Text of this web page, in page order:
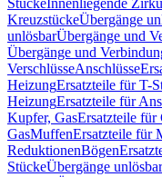
StückeInnenliegende
KreuzstückeÜbergänge
unlösbarÜbergänge und
Übergänge und
VerschlüsseAnschlüsse
HeizungErsatzteile für T-
HeizungErsatzteile für
Kupfer, GasErsatzteile für
GasMuffenErsatzteile für
ReduktionenBögen
StückeÜbergänge unlösbar